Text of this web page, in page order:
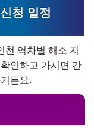
청 일정
천 역차별 해소 지
인하고 가시면 간
든요.